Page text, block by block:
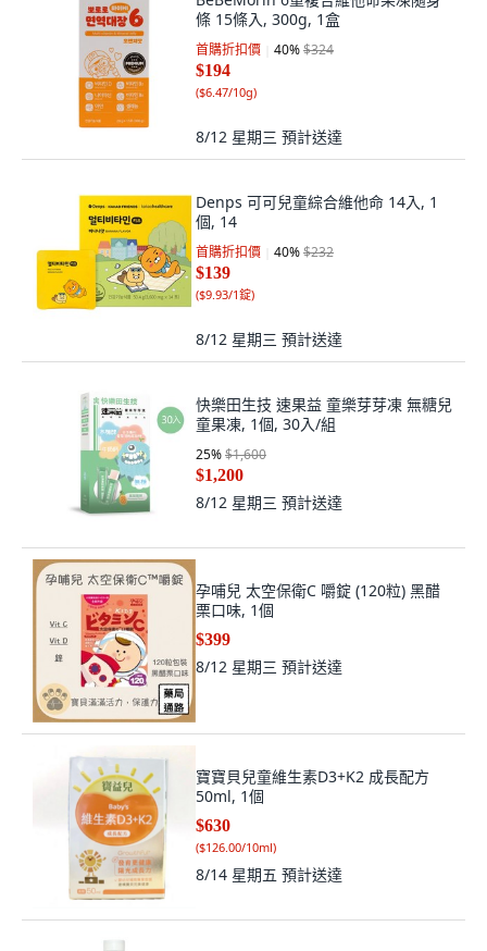
條 15條入, 300g, 1盒
首購折扣價 40%$324
$194
($6.47/10g)
8/12 星期三 預計送達
Denps 可可兒童綜合維他命 14入, 1
個, 14
首購折扣價 40%$232
$139
($9.93/1錠)
8/12 星期三 預計送達
快樂田生技 速果益 童樂芽芽凍 無糖兒
童果凍, 1個, 30入/組
25%$1,600
$1,200
8/12 星期三 預計送達
孕哺兒 太空保衛C 嚼錠 (120粒) 黑醋
栗口味, 1個
$399
8/12 星期三 預計送達
寶寶貝兒童維生素D3+K2 成長配方
50ml, 1個
$630
($126.00/10ml)
8/14 星期五 預計送達